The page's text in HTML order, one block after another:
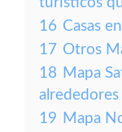
16 Casas
17 Otros
18 Mapa
alrededores
19 Mapa